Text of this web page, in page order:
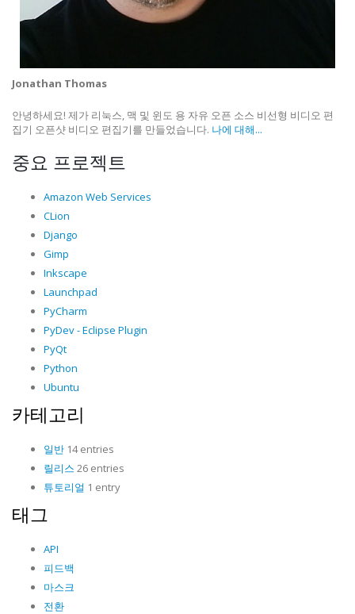
Jonathan Thomas
안녕하세요! 제가 리눅스, 맥 및 윈도 용 자유 오픈 소스 비선형 비디오 편
집기 오픈샷 비디오 편집기를 만들었습니다. 나에 대해...
중요 프로젝트
Amazon Web Services
CLion
Django
Gimp
Inkscape
Launchpad
PyCharm
PyDev - Eclipse Plugin
PyQt
Python
Ubuntu
카테고리
일반 14 entries
릴리스 26 entries
튜토리얼 1 entry
태그
API
피드백
마스크
전환